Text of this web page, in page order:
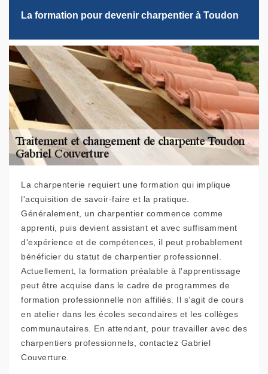
La formation pour devenir charpentier à Toudon
La charpenterie requiert une formation qui implique
l'acquisition de savoir-faire et la pratique.
Généralement, un charpentier commence comme
apprenti, puis devient assistant et avec suffisamment
d'expérience et de compétences, il peut probablement
bénéficier du statut de charpentier professionnel.
Actuellement, la formation préalable à l'apprentissage
peut être acquise dans le cadre de programmes de
formation professionnelle non affiliés. Il s’agit de cours
en atelier dans les écoles secondaires et les collèges
communautaires. En attendant, pour travailler avec des
charpentiers professionnels, contactez Gabriel
Couverture.